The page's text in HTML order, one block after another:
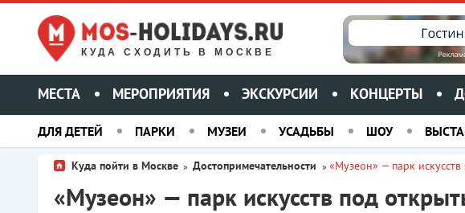
КУДА СХОДИТЬ В МОСКВЕ
МЕСТА МЕРОПРИЯТИЯ ЭКСКУРСИИ КОНЦЕРТЫ
ДЛЯ ДЕТЕЙ ПАРКИ МУЗЕИ УСАДЬБЫ ШОУ
Куда пойти в Москве » Достопримечательности » «Музеон» — парк
«Музеон» — парк искусств под